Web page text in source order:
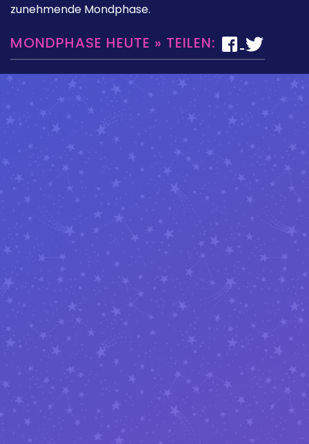
zunehmende Mondphase.
MONDPHASE HEUTE » TEILEN: